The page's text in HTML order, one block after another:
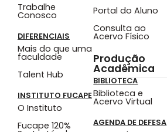
Trabalhe
Conosco
DIFERENCIAIS
Mais do que uma
faculdade
Talent Hub
INSTITUTO FUCAPE
O Instituto
Fucape 120%
Portal do Aluno
Consulta ao
Acervo Físico
Produção
Acadêmica
BIBLIOTECA
Biblioteca e
Acervo Virtual
AGENDA DE DEFESA